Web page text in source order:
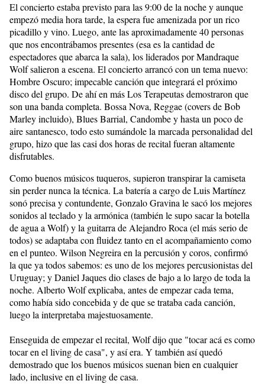
El concierto estaba previsto para las 9:00 de la noche y aunque
empezó media hora tarde, la espera fue amenizada por un rico
picadillo y vino. Luego, ante las aproximadamente 40 personas
que nos encontrábamos presentes (esa es la cantidad de
espectadores que abarca la sala), los liderados por Mandraque
Wolf salieron a escena. El concierto arrancó con un tema nuevo:
Hombre Oscuro; impecable canción que integrará el próximo
disco del grupo. De ahí en más Los Terapeutas demostraron que
son una banda completa. Bossa Nova, Reggae (covers de Bob
Marley incluido), Blues Barrial, Candombe y hasta un poco de
aire santanesco, todo esto sumándole la marcada personalidad del
grupo, hizo que las casi dos horas de recital fueran altamente
disfrutables.
Como buenos músicos tuqueros, supieron transpirar la camiseta
sin perder nunca la técnica. La batería a cargo de Luis Martínez
sonó precisa y contundente, Gonzalo Gravina le sacó los mejores
sonidos al teclado y la armónica (también le supo sacar la botella
de agua a Wolf) y la guitarra de Alejandro Roca (el más serio de
todos) se adaptaba con fluidez tanto en el acompañamiento como
en el punteo. Wilson Negreira en la percusión y coros, confirmó
la que ya todos sabemos: es uno de los mejores percusionistas del
Uruguay; y Daniel Jaques dio clases de bajo a lo largo de toda la
noche. Alberto Wolf explicaba, antes de empezar cada tema,
como había sido concebida y de que se trataba cada canción,
luego la interpretaba majestuosamente.
Enseguida de empezar el recital, Wolf dijo que "tocar acá es como
tocar en el living de casa", y así era. Y también así quedó
demostrado que los buenos músicos suenan bien en cualquier
lado, inclusive en el living de casa.